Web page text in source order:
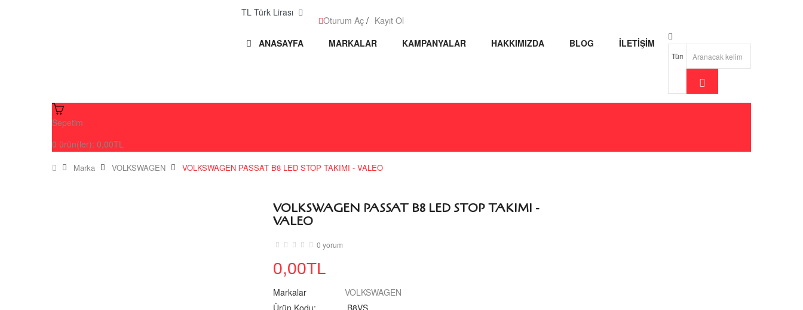
Oturum Aç / Kayıt Ol
ANASAYFA
MARKALAR KAMPANYALAR HAKKIMIZDA BLOG İLETİŞİM
Sepetim
0 ürün(ler): 0,00TL
Marka VOLKSWAGEN VOLKSWAGEN PASSAT B8 LED STOP TAKIMI - VALEO
VOLKSWAGEN PASSAT B8 LED STOP TAKIMI -
VALEO
0 yorum
0,00TL
Markalar
VOLKSWAGEN
Ürün Kodu:
B8VS